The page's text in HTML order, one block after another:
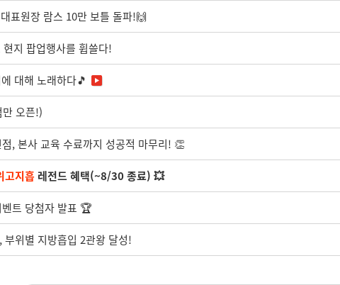
표원장 람스 10만 보틀 돌파!🙌
지 팝업행사를 휩쓸다!
대해 노래하다🎵
오픈!)
, 본사 교육 수료까지 성공적 마무리! 👏
고지흡 레전드 혜택(~8/30 종료) 💥
트 당첨자 발표 🏆
위별 지방흡입 2관왕 달성!